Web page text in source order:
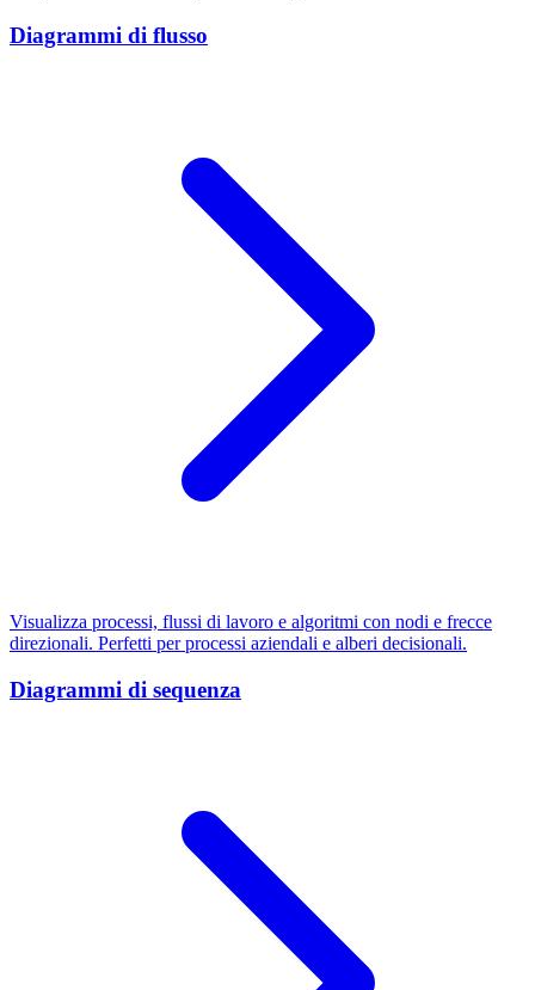
Diagrammi di flusso
Visualizza processi, flussi di lavoro e algoritmi con nodi e frecce
direzionali. Perfetti per processi aziendali e alberi decisionali.
Diagrammi di sequenza